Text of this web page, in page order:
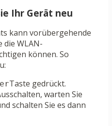
Ihr Gerät neu
kann vorübergehende
die WLAN-
können. So
Taste gedrückt.
warten Sie
schalten Sie es dann